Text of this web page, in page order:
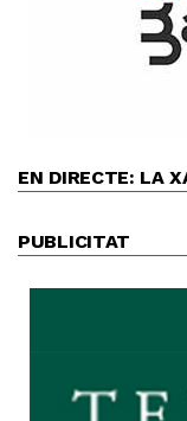
EN DIRECTE: LA
PUBLICITAT